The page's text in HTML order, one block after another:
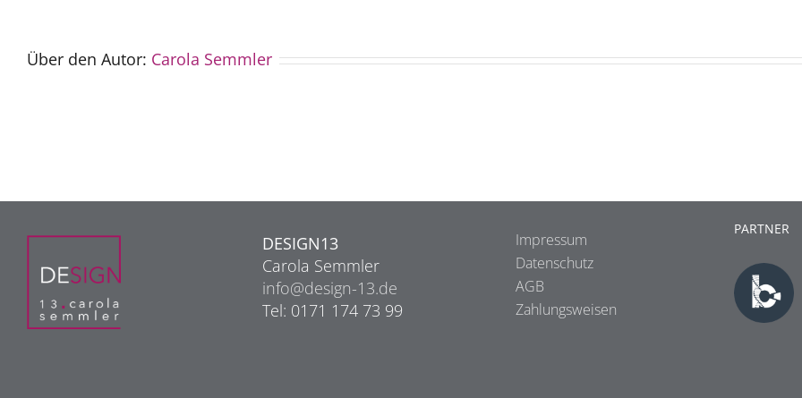
Über den Autor: Carola Semmler
DESIGN13
Carola Semmler
info@design-13.de
Tel: 0171 174 73 99
Impressum
Datenschutz
AGB
Zahlungsweisen
PARTNER